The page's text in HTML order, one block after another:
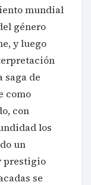
mundial
género
y luego
saga de
como
con
los
un
prestigio
se